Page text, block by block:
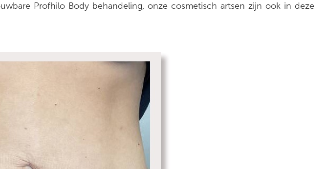
Profhilo Body behandeling, onze cosmetisch artsen zijn ook in deze